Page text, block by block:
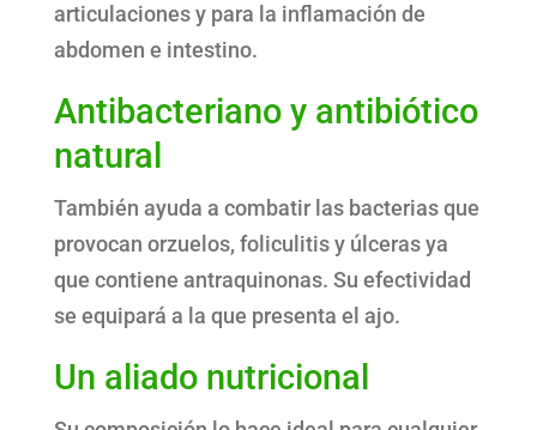
articulaciones y para la inflamación de
abdomen e intestino.
Antibacteriano y antibiótico
natural
También ayuda a combatir las bacterias que
provocan orzuelos, foliculitis y úlceras ya
que contiene antraquinonas. Su efectividad
se equipará a la que presenta el ajo.
Un aliado nutricional